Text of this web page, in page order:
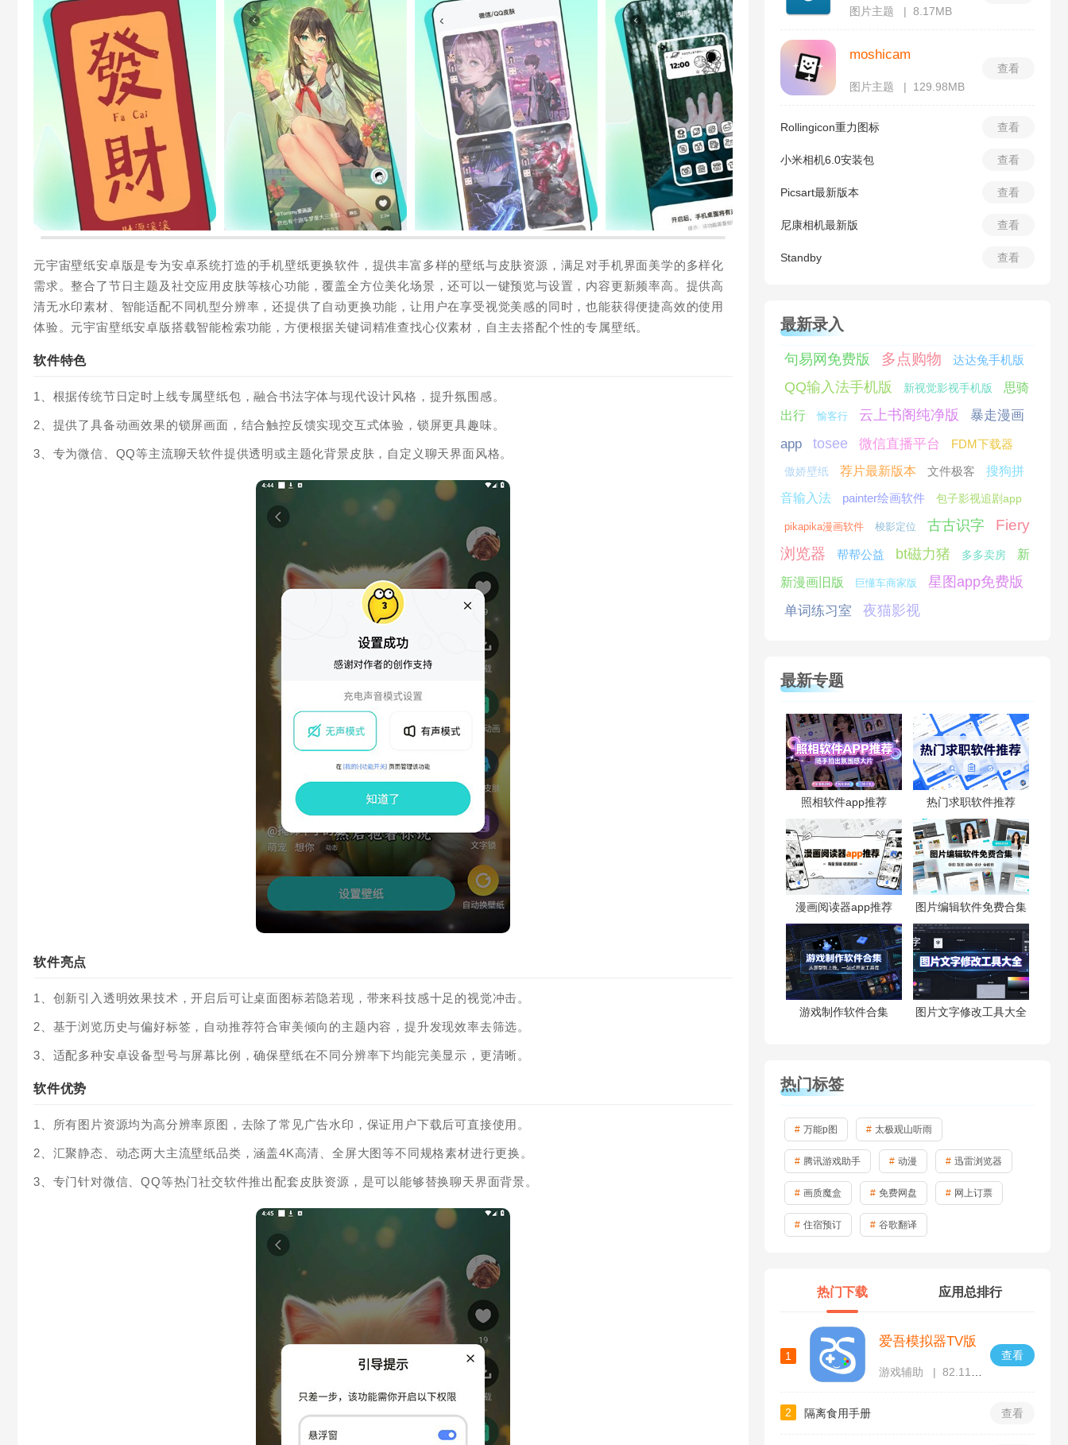
元宇宙壁纸安卓版是专为安卓系统打造的手机壁纸更换软件，提供丰富多样的壁纸与皮肤资源，满足对手机界面美学的多样化
需求。整合了节日主题及社交应用皮肤等核心功能，覆盖全方位美化场景，还可以一键预览与设置，内容更新频率高。提供高
清无水印素材、智能适配不同机型分辨率，还提供了自动更换功能，让用户在享受视觉美感的同时，也能获得便捷高效的使用
体验。元宇宙壁纸安卓版搭载智能检索功能，方便根据关键词精准查找心仪素材，自主去搭配个性的专属壁纸。
软件特色
1、根据传统节日定时上线专属壁纸包，融合书法字体与现代设计风格，提升氛围感。
2、提供了具备动画效果的锁屏画面，结合触控反馈实现交互式体验，锁屏更具趣味。
3、专为微信、QQ等主流聊天软件提供透明或主题化背景皮肤，自定义聊天界面风格。
软件亮点
1、创新引入透明效果技术，开启后可让桌面图标若隐若现，带来科技感十足的视觉冲击。
2、基于浏览历史与偏好标签，自动推荐符合审美倾向的主题内容，提升发现效率去筛选。
3、适配多种安卓设备型号与屏幕比例，确保壁纸在不同分辨率下均能完美显示，更清晰。
软件优势
1、所有图片资源均为高分辨率原图，去除了常见广告水印，保证用户下载后可直接使用。
2、汇聚静态、动态两大主流壁纸品类，涵盖4K高清、全屏大图等不同规格素材进行更换。
3、专门针对微信、QQ等热门社交软件推出配套皮肤资源，是可以能够替换聊天界面背景。
图片主题 8.17MB
moshicam
图片主题 129.98MB
查看
Rollingicon重力图标 查看
小米相机6.0安装包 查看
Picsart最新版本 查看
尼康相机最新版 查看
Standby 查看
最新录入
句易网免费版 多点购物 达达兔手机版
QQ输入法手机版 新视觉影视手机版 思骑
出行 愉客行 云上书阁纯净版
暴走漫画
app
tosee 微信直播平台 FDM下载器
傲娇壁纸 荐片最新版本 文件极客
搜狗拼
音输入法
painter绘画软件 包子影视追剧app
pikapika漫画软件 梭影定位 古古识字
Fiery
浏览器
帮帮公益 bt磁力猪 多多卖房 新
新漫画旧版 巨懂车商家版 星图app免费版
单词练习室 夜猫影视
最新专题
照相软件app推荐 热门求职软件推荐
漫画阅读器app推荐 图片编辑软件免费合集
游戏制作软件合集 图片文字修改工具大全
热门标签
万能p图 太极观山听雨
腾讯游戏助手 动漫 迅雷浏览器
画质魔盒 免费网盘 网上订票
住宿预订 谷歌翻译
热门下载 应用总排行
1
爱吾模拟器TV版
游戏辅助 82.11MB
查看
2 隔离食用手册 查看